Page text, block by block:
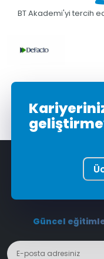
BT Akademi'yi tercih
Güncel